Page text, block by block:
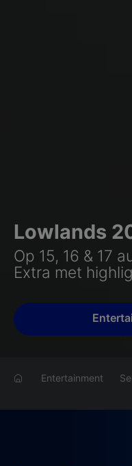
Lowlands
Op 15, 16 & 17
Extra met
Entertainment